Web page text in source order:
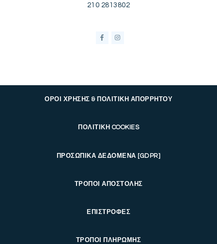
210 2813802
ΟΡΟΙ ΧΡΗΣΗΣ & ΠΟΛΙΤΙΚΗ ΑΠΟΡΡΗΤΟΥ
ΠΟΛΙΤΙΚΗ COOKIES
ΠΡΟΣΩΠΙΚΑ ΔΕΔΟΜΕΝΑ [GDPR]
ΤΡΟΠΟΙ ΑΠΟΣΤΟΛΗΣ
ΕΠΙΣΤΡΟΦΕΣ
ΤΡΟΠΟΙ ΠΛΗΡΩΜΗΣ